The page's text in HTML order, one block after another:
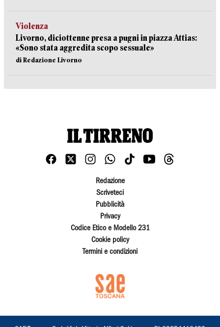
Violenza
Livorno, diciottenne presa a pugni in piazza Attias:
«Sono stata aggredita scopo sessuale»
di Redazione Livorno
Redazione
Scriveteci
Pubblicità
Privacy
Codice Etico e Modello 231
Cookie policy
Termini e condizioni